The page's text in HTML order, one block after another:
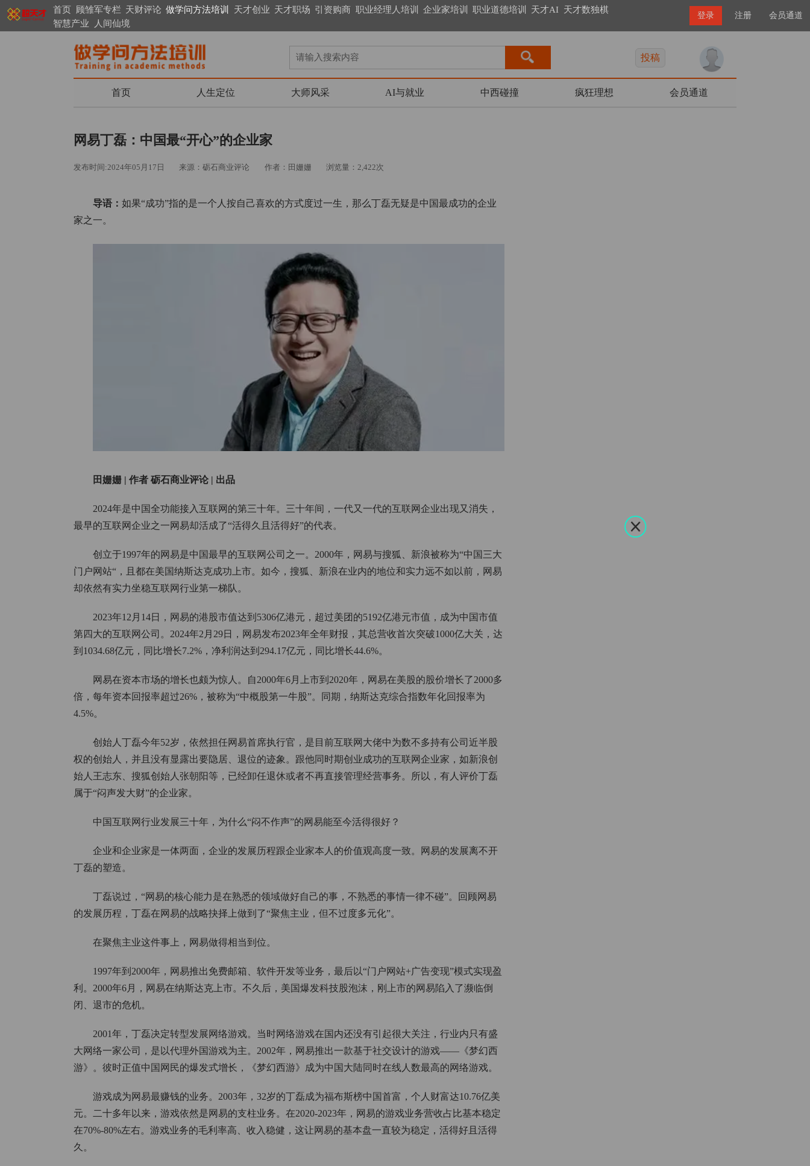
首页 顾雏军专栏 天财评论 做学问方法培训 天才创业 天才职场 引资购商 职业经理人培训 企业家培训 职业道德培训 天才AI 天才数独棋
智慧产业
人间仙境
会员通道
注册
登录
投稿
首页 人生定位 大师风采 AI与就业 中西碰撞 疯狂理想 会员通道
网易丁磊：中国最“开心”的企业家
发布时间:2024年05月17日 来源：砺石商业评论 作者：田姗姗 浏览量：2,422次
导语： 如果“成功”指的是一个人按自己喜欢的方式度过一生，那么丁磊无疑是中国最成功的企业
家之一。
田姗姗 | 作者 砺石商业评论 | 出品
2024年是中国全功能接入互联网的第三十年。三十年间，一代又一代的互联网企业出现又消失，
最早的互联网企业之一网易却活成了“活得久且活得好”的代表。
创立于1997年的网易是中国最早的互联网公司之一。2000年，网易与搜狐、新浪被称为“中国三大
门户网站“，且都在美国纳斯达克成功上市。如今，搜狐、新浪在业内的地位和实力远不如以前，网易
却依然有实力坐稳互联网行业第一梯队。
2023年12月14日，网易的港股市值达到5306亿港元，超过美团的5192亿港元市值，成为中国市值
第四大的互联网公司。2024年2月29日，网易发布2023年全年财报，其总营收首次突破1000亿大关，达
到1034.68亿元，同比增长7.2%，净利润达到294.17亿元，同比增长44.6%。
网易在资本市场的增长也颇为惊人。自2000年6月上市到2020年，网易在美股的股价增长了2000多
倍，每年资本回报率超过26%，被称为“中概股第一牛股”。同期，纳斯达克综合指数年化回报率为
4.5%。
创始人丁磊今年52岁，依然担任网易首席执行官，是目前互联网大佬中为数不多持有公司近半股
权的创始人，并且没有显露出要隐居、退位的迹象。跟他同时期创业成功的互联网企业家，如新浪创
始人王志东、搜狐创始人张朝阳等，已经卸任退休或者不再直接管理经营事务。所以，有人评价丁磊
属于“闷声发大财”的企业家。
中国互联网行业发展三十年，为什么“闷不作声”的网易能至今活得很好？
企业和企业家是一体两面，企业的发展历程跟企业家本人的价值观高度一致。网易的发展离不开
丁磊的塑造。
丁磊说过，“网易的核心能力是在熟悉的领域做好自己的事，不熟悉的事情一律不碰”。回顾网易
的发展历程，丁磊在网易的战略抉择上做到了“聚焦主业，但不过度多元化”。
在聚焦主业这件事上，网易做得相当到位。
1997年到2000年，网易推出免费邮箱、软件开发等业务，最后以“门户网站+广告变现”模式实现盈
利。2000年6月，网易在纳斯达克上市。不久后，美国爆发科技股泡沫，刚上市的网易陷入了濒临倒
闭、退市的危机。
2001年，丁磊决定转型发展网络游戏。当时网络游戏在国内还没有引起很大关注，行业内只有盛
大网络一家公司，是以代理外国游戏为主。2002年，网易推出一款基于社交设计的游戏——《梦幻西
游》。彼时正值中国网民的爆发式增长，《梦幻西游》成为中国大陆同时在线人数最高的网络游戏。
游戏成为网易最赚钱的业务。2003年，32岁的丁磊成为福布斯榜中国首富，个人财富达10.76亿美
元。二十多年以来，游戏依然是网易的支柱业务。在2020-2023年，网易的游戏业务营收占比基本稳定
在70%-80%左右。游戏业务的毛利率高、收入稳健，这让网易的基本盘一直较为稳定，活得好且活得
久。